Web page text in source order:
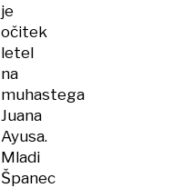
je
očitek
letel
na
muhastega
Juana
Ayusa.
Mladi
Španec